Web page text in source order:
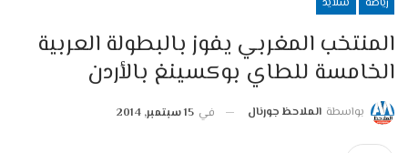
المنتخب المغربي يفوز بالبطولة العربية
الخامسة للطاي بوكسينغ بالأردن
بواسطة الملاحظ جورنال في 15 سبتمبر, 2014